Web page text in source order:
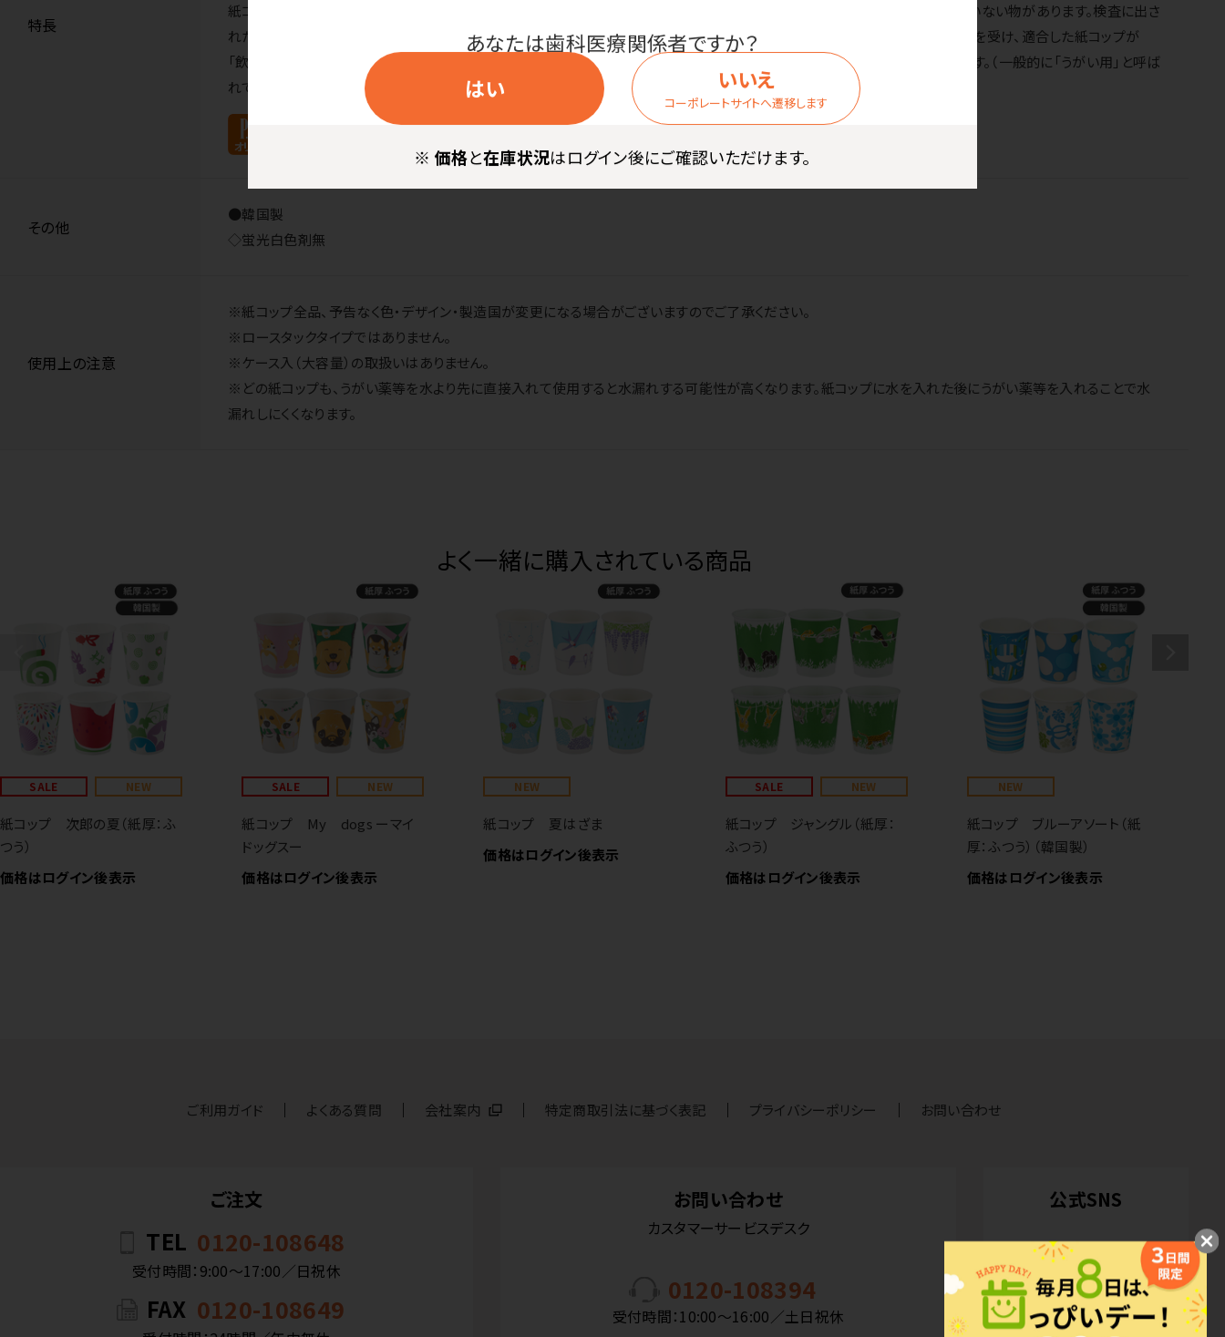
あなたは歯科医療関係者ですか？
はい
いいえ
コーポレートサイトへ遷移します
※ 価格と在庫状況はログイン後にご確認いただけます。
特長
紙コップには「うがい用」と「飲料用」があります。紙コップには「食品、添加物等の規格基準第3」という検査を通った物と通っていない物があります。検査に出さ
れた紙コップが、紙に触れた液体を体内に取り込むこともあり得るとして、体に害のある物質が溶け出さないかなど様々な検査を受け、適合した紙コップが
「飲料用」として分類されます。検査に出さない紙コップは、紙に触れた液体を体内に取り込むことは想定外として作られています。（一般的に「うがい用」と呼ば
れています。）※本品は飲料用です。
その他
●韓国製
◇蛍光白色剤無
使用上の注意
※紙コップ全品、予告なく色・デザイン・製造国が変更になる場合がございますのでご了承ください。
※ロースタックタイプではありません。
※ケース入（大容量）の取扱いはありません。
※どの紙コップも、うがい薬等を水より先に直接入れて使用すると水漏れする可能性が高くなります。紙コップに水を入れた後にうがい薬等を入れることで水
漏れしにくくなります。
よく一緒に購入されている商品
SALE NEW
紙コップ 次郎の夏（紙厚：ふ
つう）
価格はログイン後表示
SALE NEW
紙コップ My dogs ーマイ
ドッグスー
価格はログイン後表示
NEW
紙コップ 夏はざま
価格はログイン後表示
SALE NEW
紙コップ ジャングル（紙厚：
ふつう）
価格はログイン後表示
NEW
紙コップ ブルーアソート（紙
厚：ふつう）（韓国製）
価格はログイン後表示
ご利用ガイド よくある質問 会社案内 特定商取引法に基づく表記 プライバシーポリシー お問い合わせ
ご注文
TEL 0120-108648
受付時間：9:00〜17:00／日祝休
FAX 0120-108649
お問い合わせ
カスタマーサービスデスク
0120-108394
受付時間：10:00〜16:00／土日祝休
公式SNS